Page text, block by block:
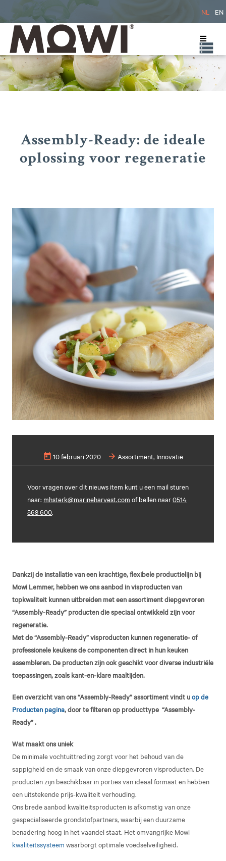
NL EN
Assembly-Ready: de ideale
oplossing voor regeneratie
today 10 februari 2020 arrow_forward Assortiment, Innovatie
Voor vragen over dit nieuws item kunt u een mail sturen
naar: mhsterk@marineharvest.com of bellen naar0514
568 600.
Dankzij de installatie van een krachtige, flexibele productielijn bij
Mowi Lemmer, hebben we ons aanbod in visproducten van
topkwaliteit kunnen uitbreiden met een assortiment diepgevroren
“Assembly-Ready” producten die speciaal ontwikkeld zijn voor
regeneratie.
Met de “Assembly-Ready” visproducten kunnen regeneratie- of
professionele keukens de componenten direct in hun keuken
assembleren. De producten zijn ook geschikt voor diverse industriële
toepassingen, zoals kant-en-klare maaltijden.
Een overzicht van ons “Assembly-Ready” assortiment vindt uop de
Producten pagina, door te filteren op producttype “Assembly-
Ready” .
Wat maakt ons uniek
De minimale vochtuittreding zorgt voor het behoud van de
sappigheid en de smaak van onze diepgevroren visproducten. De
producten zijn beschikbaar in porties van ideaal formaat en hebben
een uitstekende prijs-kwaliteit verhouding.
Ons brede aanbod kwaliteitsproducten is afkomstig van onze
gespecialiseerde grondstofpartners, waarbij een duurzame
benadering hoog in het vaandel staat. Het omvangrijke Mowi
kwaliteitssysteem waarborgt optimale voedselveiligheid.